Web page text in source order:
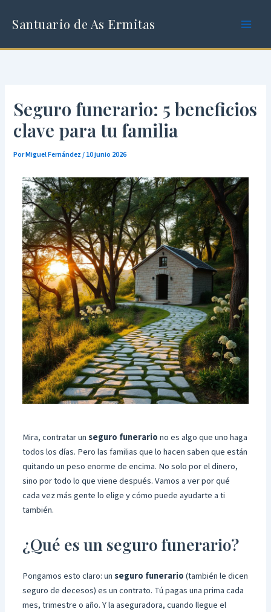
Santuario de As Ermitas
Seguro funerario: 5 beneficios
clave para tu familia
PorMiguel Fernández/10 junio 2026
Mira, contratar unseguro funerariono es algo que uno haga
todos los días. Pero las familias que lo hacen saben que están
quitando un peso enorme de encima. No solo por el dinero,
sino por todo lo que viene después. Vamos a ver por qué
cada vez más gente lo elige y cómo puede ayudarte a ti
también.
¿Qué es un seguro funerario?
Pongamos esto claro: unseguro funerario(también le dicen
seguro de decesos) es un contrato. Tú pagas una prima cada
mes, trimestre o año. Y la aseguradora, cuando llegue el